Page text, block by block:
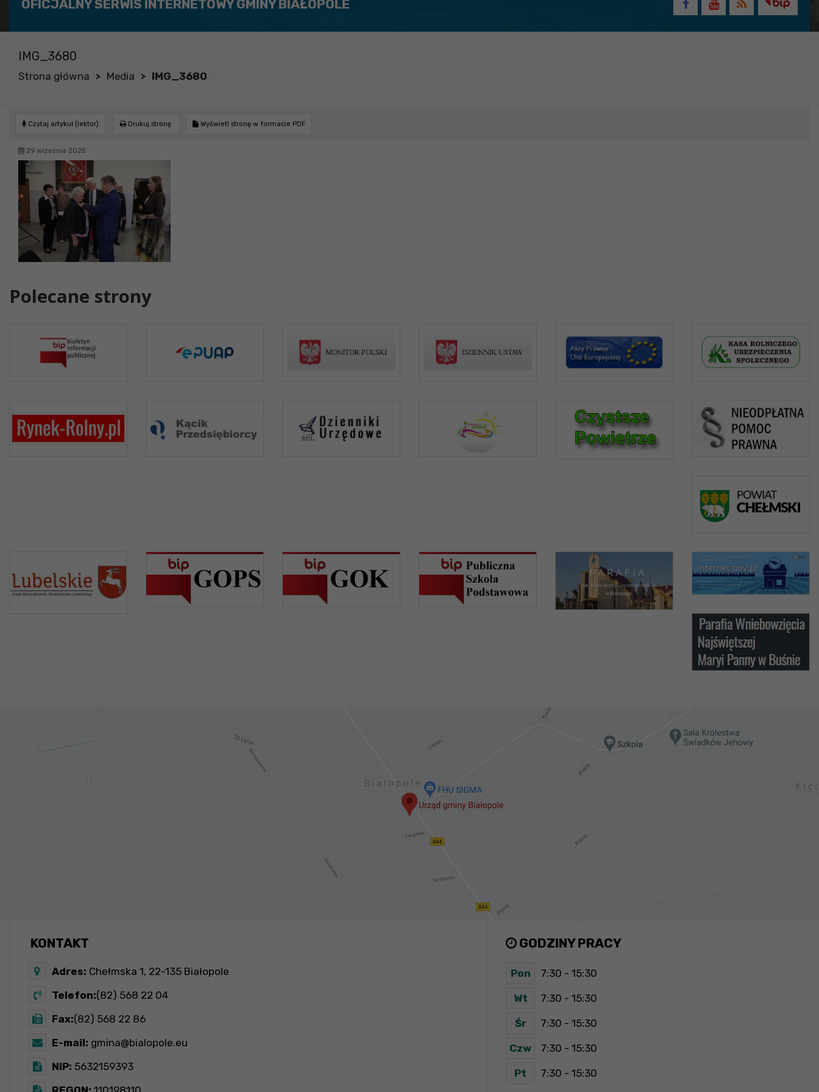
OFICJALNY SERWIS INTERNETOWY GMINY BIAŁOPOLE
IMG_3680
Strona główna > Media > IMG_3680
Czytaj artykuł (lektor) Drukuj stronę Wyświetl stronę w formacie PDF
29 września 2025
Polecane strony
KONTAKT
Adres: Chełmska 1, 22-135 Białopole
Telefon:(82) 568 22 04
Fax:(82) 568 22 86
E-mail: gmina@bialopole.eu
NIP: 5632159393
GODZINY PRACY
Pon 7:30 - 15:30
Wt 7:30 - 15:30
Śr 7:30 - 15:30
Czw 7:30 - 15:30
Pt 7:30 - 15:30